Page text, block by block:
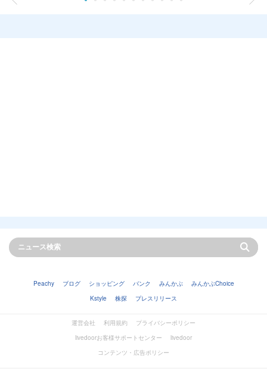
Peachy ブログ ショッピング バンク みんかぶ
みんかぶChoice
Kstyle
株探 プレスリリース
運営会社 利用規約
プライバシーポリシー
livedoorお客様サポートセンター
livedoor
コンテンツ・広告ポリシー